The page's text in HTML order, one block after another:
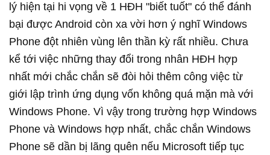
lý hiện tại hi vọng về 1 HĐH "biết tuốt" có thể đánh
bại được Android còn xa vời hơn ý nghĩ Windows
Phone đột nhiên vùng lên thần kỳ rất nhiều. Chưa
kể tới việc những thay đổi trong nhân HĐH hợp
nhất mới chắc chắn sẽ đòi hỏi thêm công việc từ
giới lập trình ứng dụng vốn không quá mặn mà với
Windows Phone. Vì vậy trong trường hợp Windows
Phone và Windows hợp nhất, chắc chắn Windows
Phone sẽ dần bị lãng quên nếu Microsoft tiếp tục